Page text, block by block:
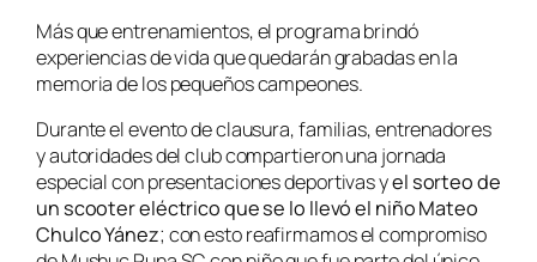
Más que entrenamientos, el programa brindó
experiencias de vida que quedarán grabadas en la
memoria de los pequeños campeones.
Durante el evento de clausura, familias, entrenadores
y autoridades del club compartieron una jornada
especial con presentaciones deportivas yel sorteo de
un scooter eléctrico que se lo llevó el niño Mateo
Chulco Yánez; con esto reafirmamos el compromiso